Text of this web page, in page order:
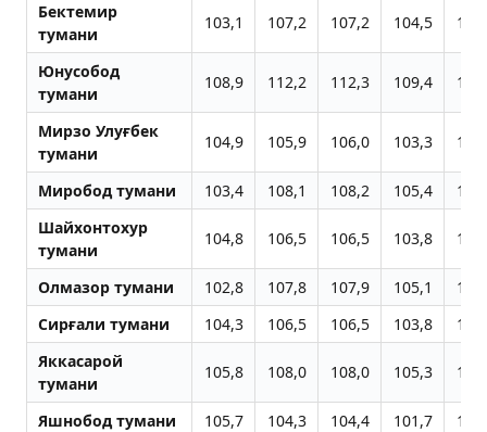
Бектемир
тумани
103,1 107,2 107,2 104,5
Юнусобод
тумани
108,9 112,2 112,3 109,4
Мирзо Улуғбек
тумани
104,9 105,9 106,0 103,3
Миробод тумани 103,4 108,1 108,2 105,4
Шайхонтохур
тумани
104,8 106,5 106,5 103,8
Олмазор тумани 102,8 107,8 107,9 105,1
Сирғали тумани
104,3 106,5 106,5 103,8
Яккасарой
тумани
105,8 108,0 108,0 105,3
Яшнобод тумани 105,7 104,3 104,4 101,7